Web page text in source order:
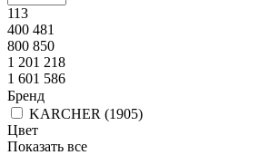
113
400 481
800 850
1 201 218
1 601 586
Бренд
KARCHER (1905)
Цвет
Показать все